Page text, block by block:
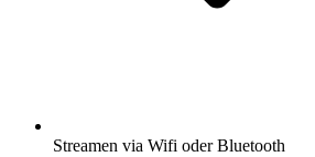
Streamen via Wifi oder Bluetooth